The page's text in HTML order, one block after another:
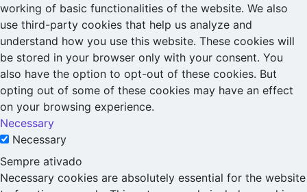
working of basic functionalities of the website. We also
use third-party cookies that help us analyze and
understand how you use this website. These cookies will
be stored in your browser only with your consent. You
also have the option to opt-out of these cookies. But
opting out of some of these cookies may have an effect
on your browsing experience.
Necessary
Necessary
Sempre ativado
Necessary cookies are absolutely essential for the website